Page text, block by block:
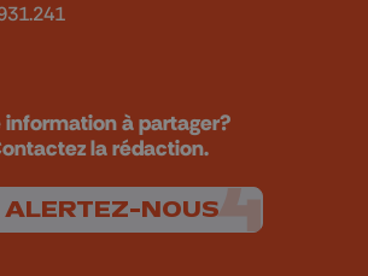
information à partager?
la rédaction.
ALERTEZ-NOUS